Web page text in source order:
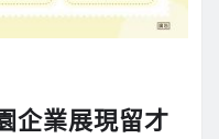
企業展現留才